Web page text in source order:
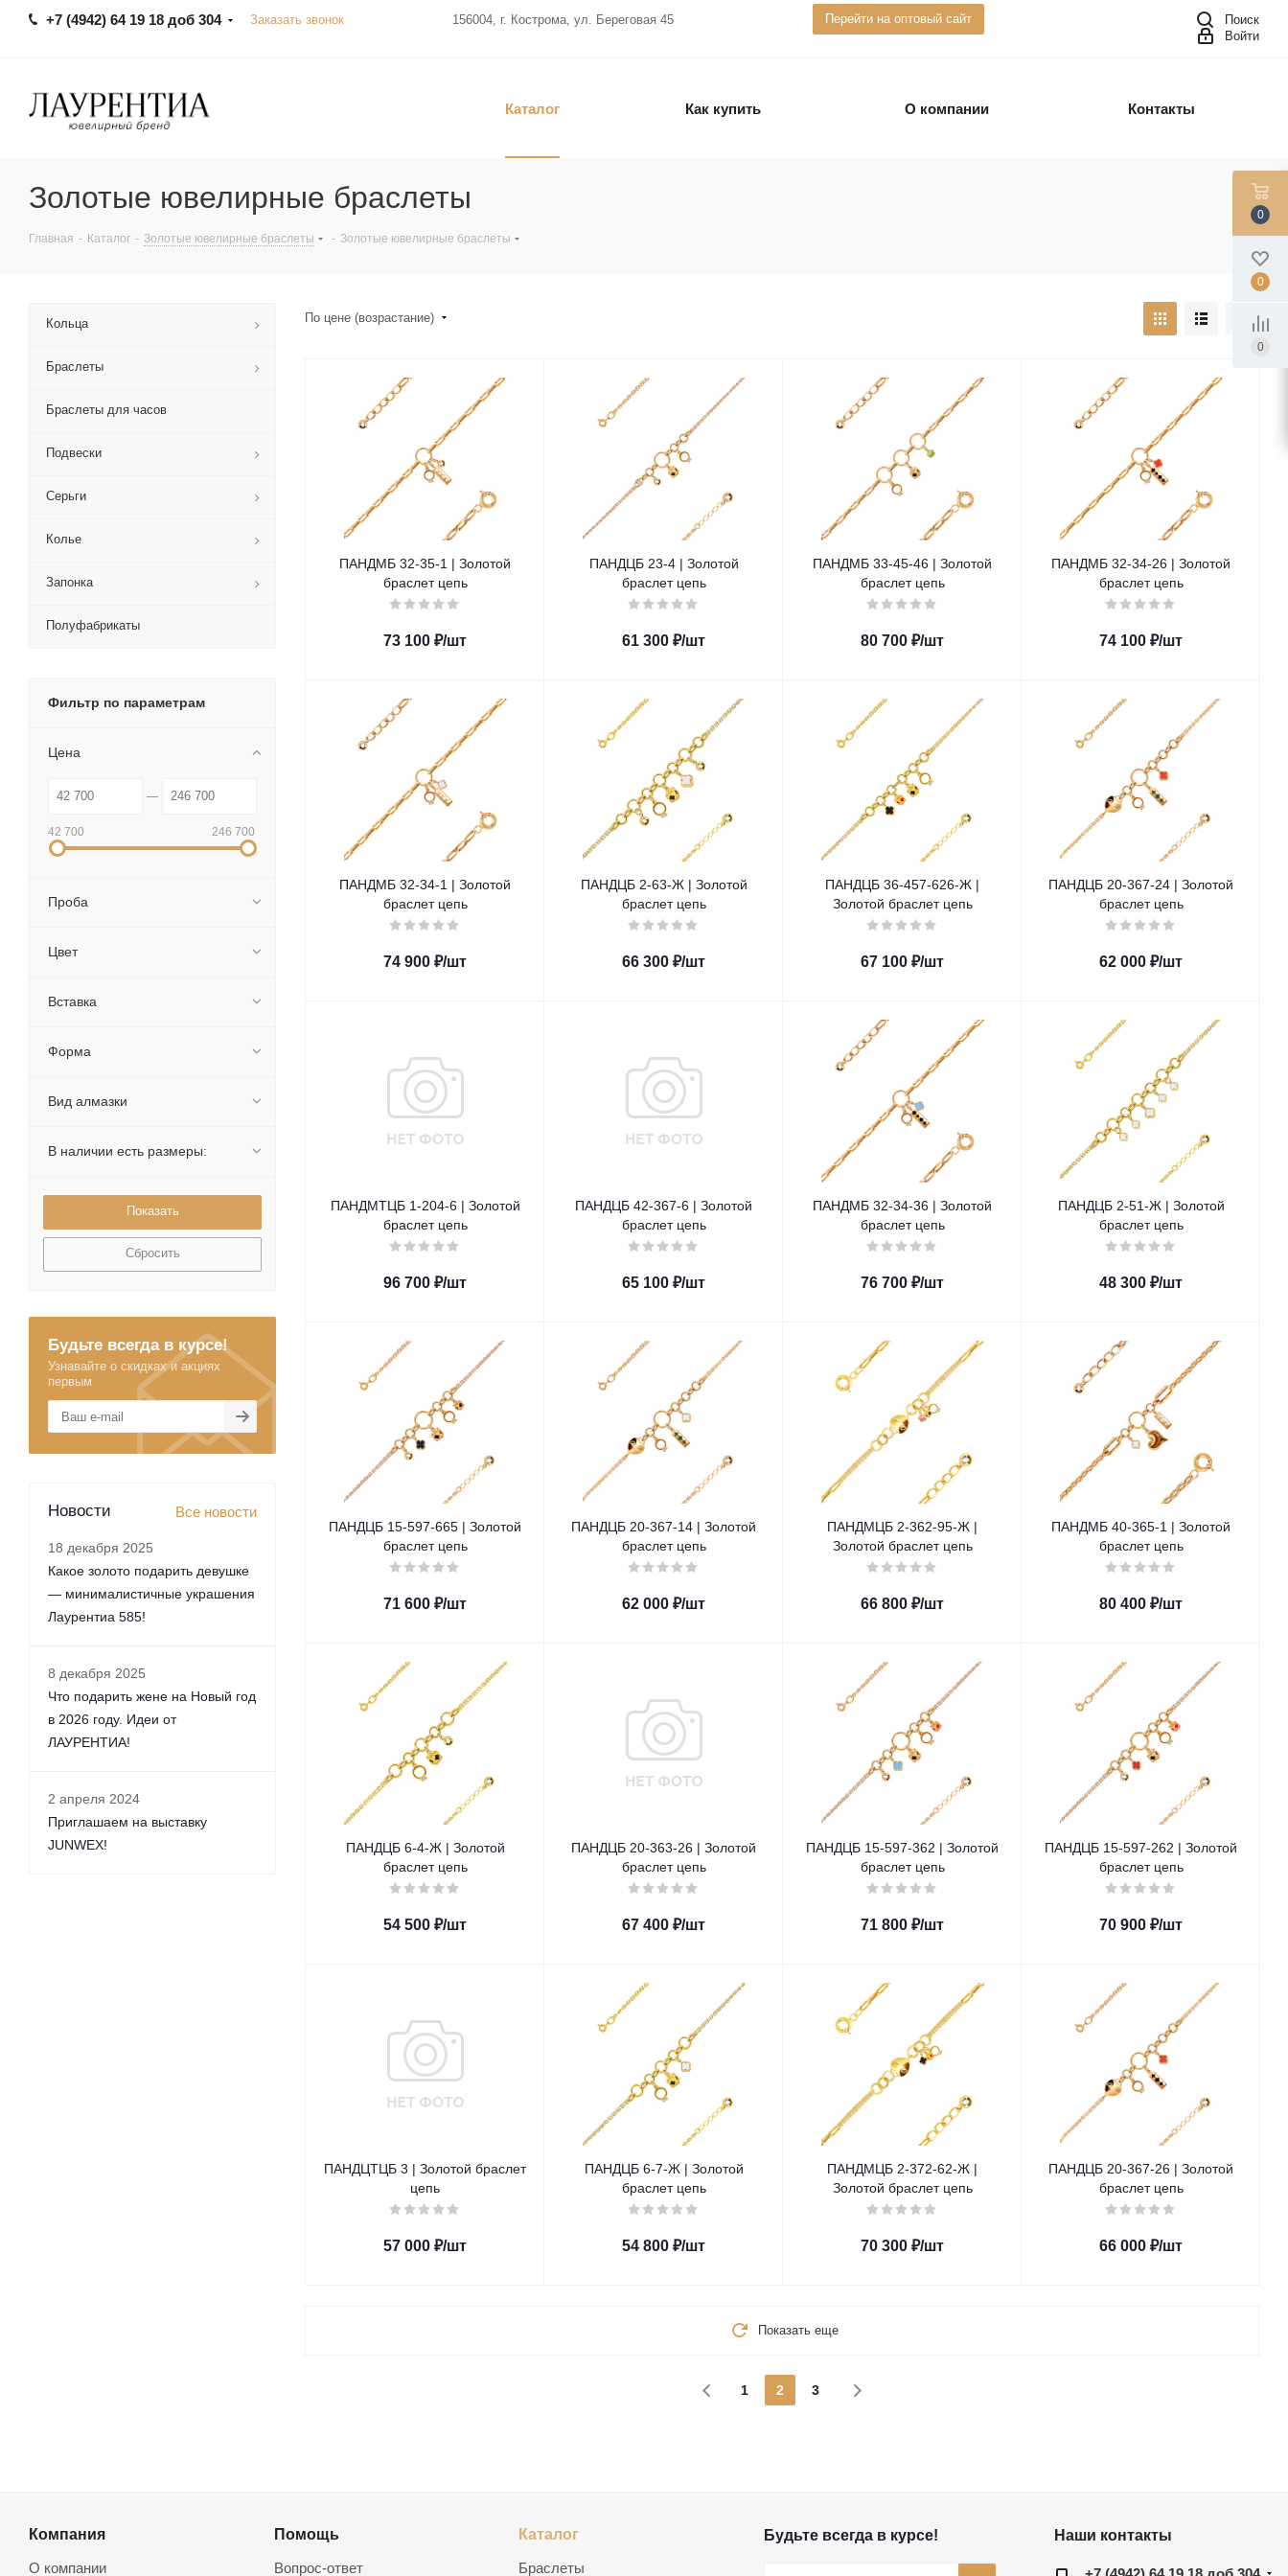
+7 (4942) 64 19 18 доб 304 Заказать звонок 156004, г. Кострома, ул. Береговая 45 Перейти на оптовый сайт
Поиск
Войти
Каталог Как купить О компании Контакты
Золотые ювелирные браслеты
Главная - Каталог - Золотые ювелирные браслеты - Золотые ювелирные браслеты
По цене (возрастание)
ПАНДМБ 32-35-1 | Золотой
браслет цепь
73 100 ₽/шт
ПАНДЦБ 23-4 | Золотой
браслет цепь
61 300 ₽/шт
ПАНДМБ 33-45-46 | Золотой
браслет цепь
80 700 ₽/шт
ПАНДМБ 32-34-26 | Золотой
браслет цепь
74 100 ₽/шт
ПАНДМБ 32-34-1 | Золотой
браслет цепь
74 900 ₽/шт
ПАНДЦБ 2-63-Ж | Золотой
браслет цепь
66 300 ₽/шт
ПАНДЦБ 36-457-626-Ж |
Золотой браслет цепь
67 100 ₽/шт
ПАНДЦБ 20-367-24 | Золотой
браслет цепь
62 000 ₽/шт
ПАНДМТЦБ 1-204-6 | Золотой
браслет цепь
96 700 ₽/шт
ПАНДЦБ 42-367-6 | Золотой
браслет цепь
65 100 ₽/шт
ПАНДМБ 32-34-36 | Золотой
браслет цепь
76 700 ₽/шт
ПАНДЦБ 2-51-Ж | Золотой
браслет цепь
48 300 ₽/шт
ПАНДЦБ 15-597-665 | Золотой
браслет цепь
71 600 ₽/шт
ПАНДЦБ 20-367-14 | Золотой
браслет цепь
62 000 ₽/шт
ПАНДМЦБ 2-362-95-Ж |
Золотой браслет цепь
66 800 ₽/шт
ПАНДМБ 40-365-1 | Золотой
браслет цепь
80 400 ₽/шт
ПАНДЦБ 6-4-Ж | Золотой
браслет цепь
54 500 ₽/шт
ПАНДЦБ 20-363-26 | Золотой
браслет цепь
67 400 ₽/шт
ПАНДЦБ 15-597-362 | Золотой
браслет цепь
71 800 ₽/шт
ПАНДЦБ 15-597-262 | Золотой
браслет цепь
70 900 ₽/шт
ПАНДЦТЦБ 3 | Золотой браслет
цепь
57 000 ₽/шт
ПАНДЦБ 6-7-Ж | Золотой
браслет цепь
54 800 ₽/шт
ПАНДМЦБ 2-372-62-Ж |
Золотой браслет цепь
70 300 ₽/шт
ПАНДЦБ 20-367-26 | Золотой
браслет цепь
66 000 ₽/шт
Показать еще
1 2 3
Кольца
Браслеты
Браслеты для часов
Подвески
Серьги
Колье
Запонка
Полуфабрикаты
Фильтр по параметрам
Цена
42 700 246 700
Проба
Цвет
Вставка
Форма
Вид алмазки
В наличии есть размеры:
Сбросить
Будьте всегда в курсе!
Узнавайте о скидках и акциях
первым
Новости Все новости
18 декабря 2025
Какое золото подарить девушке
— минималистичные украшения
Лаурентиа 585!
8 декабря 2025
Что подарить жене на Новый год
в 2026 году. Идеи от
ЛАУРЕНТИА!
2 апреля 2024
Приглашаем на выставку
JUNWEX!
Компания
О компании
Помощь
Вопрос-ответ
Каталог
Браслеты
Будьте всегда в курсе! Наши контакты
0
0
0